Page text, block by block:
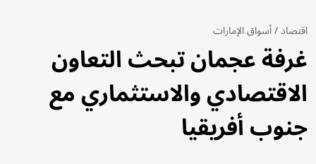
اقتصاد/أسواق الإمارات
غرفة عجمان تبحث التعاون
الاقتصادي والاستثماري مع
جنوب أفريقيا